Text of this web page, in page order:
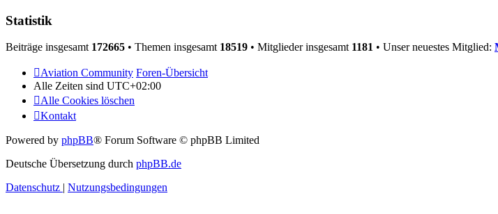
Statistik
Beiträge insgesamt 172665 • Themen insgesamt 18519 • Mitglieder insgesamt 1181 • Unser neuestes Mitglied:
Aviation Community Foren-Übersicht
Alle Zeiten sind UTC+02:00
Alle Cookies löschen
Kontakt
Powered by phpBB® Forum Software © phpBB Limited
Deutsche Übersetzung durch phpBB.de
Datenschutz | Nutzungsbedingungen